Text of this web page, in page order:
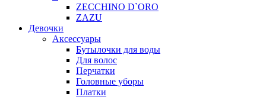
ZECCHINO D`ORO
ZAZU
Девочки
Аксессуары
Бутылочки для воды
Для волос
Перчатки
Головные уборы
Платки